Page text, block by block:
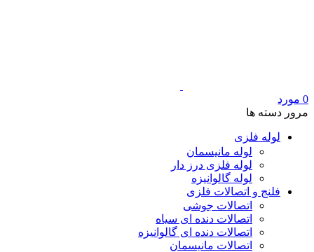
0 مورد
مرور دسته ها
لوله فلزی
لوله مانیسمان
لوله فلزی درز دار
لوله گالوانیزه
فلنج و اتصالات فلزی
اتصالات جوشی
اتصالات دنده ای سیاه
اتصالات دنده ای گالوانیزه
اتصالات مانیسمان